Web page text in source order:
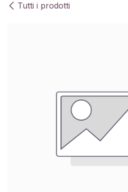
Tutti i prodotti